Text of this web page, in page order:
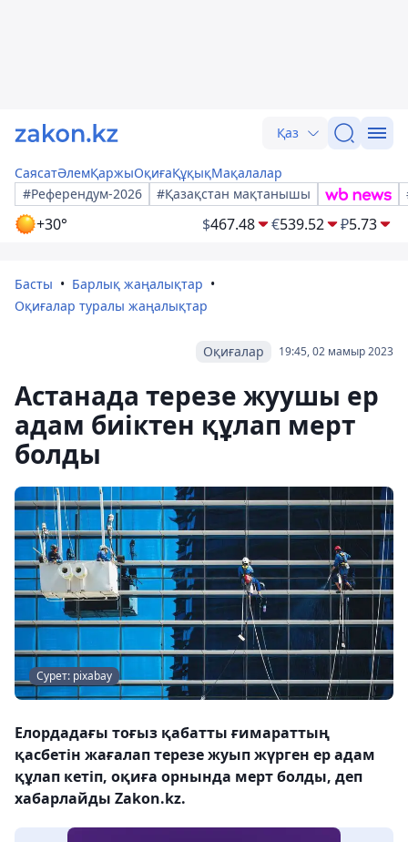
Қаз
СаясатӘлемҚаржыОқиғаҚұқықМақалалар
#Референдум-2026
#Қазақстан мақтанышы
+30° $467.48 €539.52 ₽5.73
Басты
Барлық жаңалықтар
Оқиғалар туралы жаңалықтар
19:45, 02 мамыр 2023
Оқиғалар
Астанада терезе жуушы ер
адам биіктен құлап мерт
болды
Сурет: pixabay
Елордадағы тоғыз қабатты ғимараттың
қасбетін жағалап терезе жуып жүрген ер адам
құлап кетіп, оқиға орнында мерт болды, деп
хабарлайды Zakon.kz.